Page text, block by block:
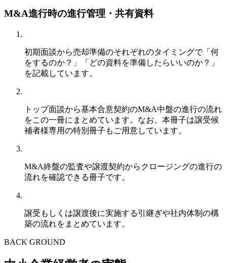
M&A進行時の進行管理・共有資料
初期面談から売却準備のそれぞれのタイミングで「何
をするのか？」「どの資料を準備したらいいのか？」
を記載しています。
トップ面談から基本合意契約のM&A中盤の進行の流れ
をこの一冊にまとめています。なお、本冊子は譲受候
補者様専用の特別冊子もご用意しています。
M&A終盤の監査や譲渡契約からクロージングの進行の
流れを確認できる冊子です。
譲受もしくは譲渡後に実施する引継ぎや社内体制の構
築の流れをまとめています。
BACK GROUND